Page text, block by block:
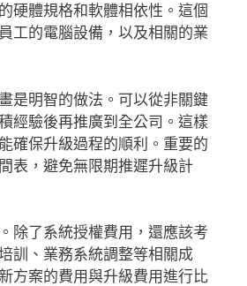
硬體規格和軟體相依性。這個
工的電腦設備，以及相關的業
是明智的做法。可以從非關鍵
經驗後再推廣到全公司。這樣
確保升級過程的順利。重要的
表，避免無限期推遲升級計
除了系統授權費用，還應該考
訓、業務系統調整等相關成
方案的費用與升級費用進行比